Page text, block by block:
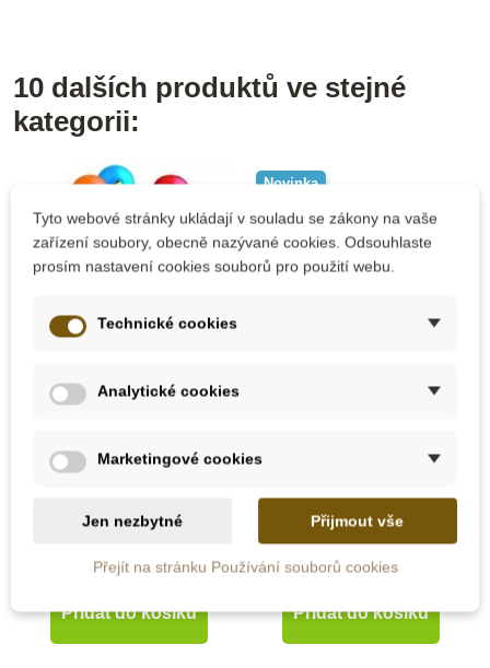
10 dalších produktů ve stejné
kategorii:
Detoa Hrkadlo
170 Kč
Přidat do košíku
Novinka
EDUCO - Chrastítko
518 Kč
Přidat do košíku
Tyto webové stránky ukládají v souladu se zákony na vaše
zařízení soubory, obecně nazývané cookies. Odsouhlaste
prosím nastavení cookies souborů pro použití webu.
Technické cookies
Analytické cookies
Marketingové cookies
Jen nezbytné Přijmout vše
Přejít na stránku Používání souborů cookies